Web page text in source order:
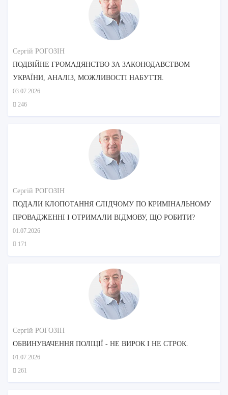
Сергій РОГОЗІН
ПОДВІЙНЕ ГРОМАДЯНСТВО ЗА ЗАКОНОДАВСТВОМ
УКРАЇНИ, АНАЛІЗ, МОЖЛИВОСТІ НАБУТТЯ.
03.07.2026
246
Сергій РОГОЗІН
ПОДАЛИ КЛОПОТАННЯ СЛІДЧОМУ ПО КРИМІНАЛЬНОМУ
ПРОВАДЖЕННІ І ОТРИМАЛИ ВІДМОВУ, ЩО РОБИТИ?
01.07.2026
171
Сергій РОГОЗІН
ОБВИНУВАЧЕННЯ ПОЛІЦІЇ - НЕ ВИРОК І НЕ СТРОК.
01.07.2026
261